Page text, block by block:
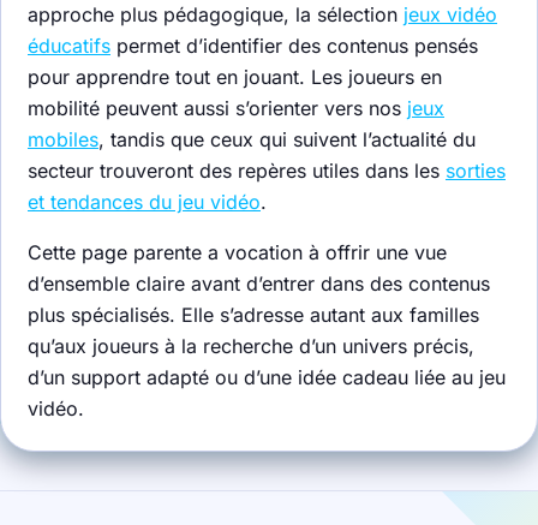
approche plus pédagogique, la sélection jeux vidéo
éducatifs permet d’identifier des contenus pensés
pour apprendre tout en jouant. Les joueurs en
mobilité peuvent aussi s’orienter vers nos jeux
mobiles, tandis que ceux qui suivent l’actualité du
secteur trouveront des repères utiles dans les sorties
et tendances du jeu vidéo.
Cette page parente a vocation à offrir une vue
d’ensemble claire avant d’entrer dans des contenus
plus spécialisés. Elle s’adresse autant aux familles
qu’aux joueurs à la recherche d’un univers précis,
d’un support adapté ou d’une idée cadeau liée au jeu
vidéo.